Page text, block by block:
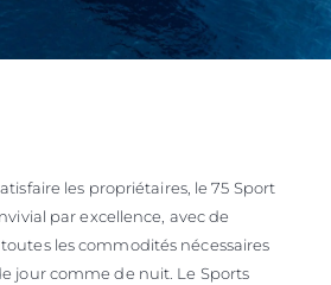
les propriétaires, le 75 Sport
par excellence, avec de
les commodités nécessaires
jour comme de nuit. Le Sports